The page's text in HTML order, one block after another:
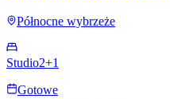
Północne wybrzeże
Studio2+1
Gotowe